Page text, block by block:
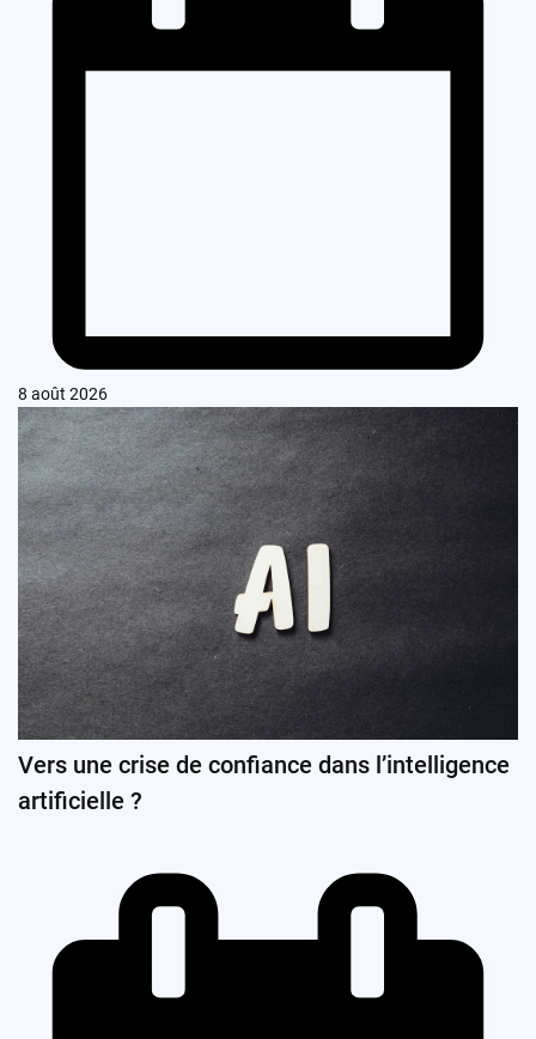
8 août 2026
Vers une crise de confiance dans l’intelligence
artificielle ?